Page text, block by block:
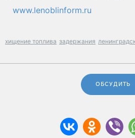
www.lenoblinform.ru
хищение топлива задержания
ОБСУДИТЬ